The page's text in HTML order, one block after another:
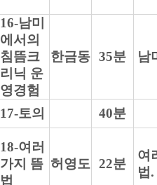
16-남미
에서의
침뜸크
리닉 운
영경험
한금동 35분 남
17-토의 40분
18-여러
가지 뜸
법
허영도 22분
여
법